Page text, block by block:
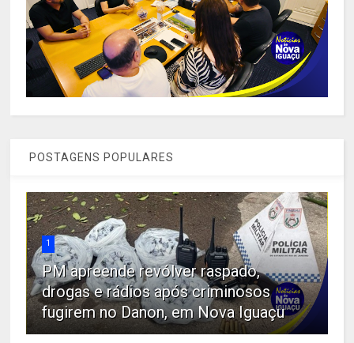
POSTAGENS POPULARES
1
PM apreende revólver raspado,
drogas e rádios após criminosos
fugirem no Danon, em Nova Iguaçu